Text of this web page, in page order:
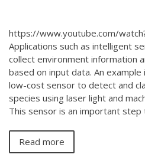
https://www.youtube.com/
Applications such as intelligent
collect environment information
based on input data. An
low-cost sensor to detect and
species using laser light and
This sensor is an important
Read more